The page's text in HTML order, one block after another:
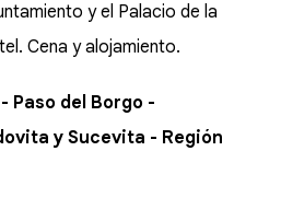
y el Palacio de la
Cena y alojamiento.
Paso del Borgo -
y Sucevita - Región